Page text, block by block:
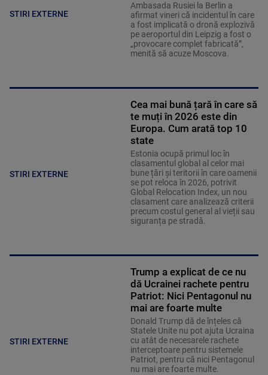
STIRI EXTERNE
Ambasada Rusiei la Berlin a
afirmat vineri că incidentul în care
a fost implicată o dronă explozivă
pe aeroportul din Leipzig a fost o
„provocare complet fabricată”,
menită să acuze Moscova.
STIRI EXTERNE
Cea mai bună țară în care să
te muți în 2026 este din
Europa. Cum arată top 10
state
Estonia ocupă primul loc în
clasamentul global al celor mai
bune țări și teritorii în care oamenii
se pot reloca în 2026, potrivit
Global Relocation Index, un nou
clasament care analizează criterii
precum costul general al vieții sau
siguranța pe stradă.
STIRI EXTERNE
Trump a explicat de ce nu
dă Ucrainei rachete pentru
Patriot: Nici Pentagonul nu
mai are foarte multe
Donald Trump dă de înțeles că
Statele Unite nu pot ajuta Ucraina
cu atât de necesarele rachete
interceptoare pentru sistemele
Patriot, pentru că nici Pentagonul
nu mai are foarte multe.